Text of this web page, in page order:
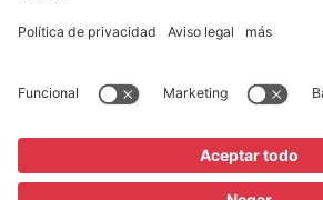
Aviso legal
Protección de